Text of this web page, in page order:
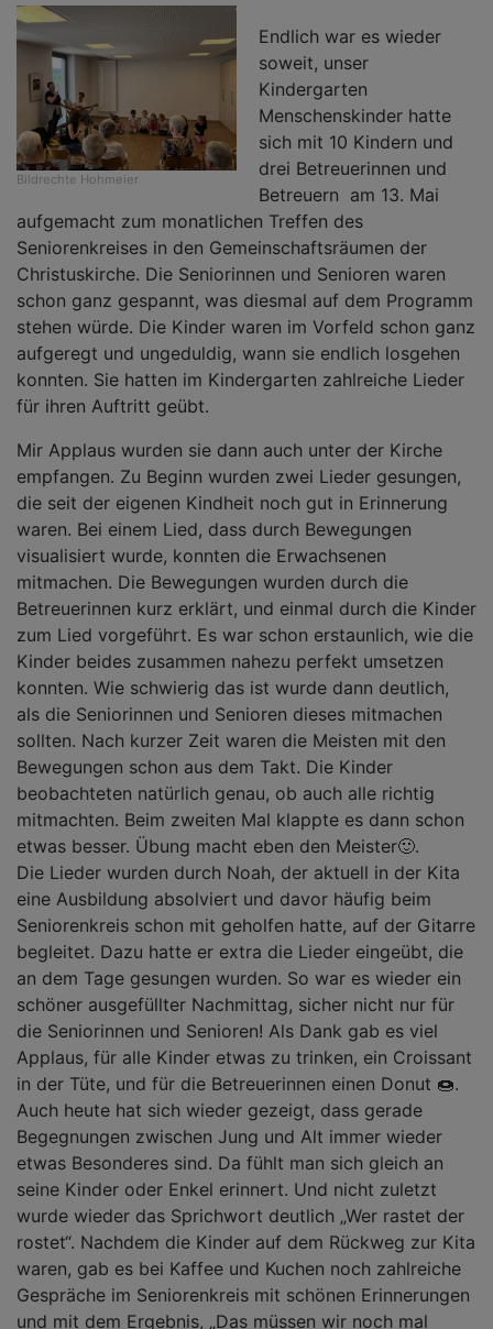
Bildrechte Hohmeier
Endlich war es wieder
soweit, unser
Kindergarten
Menschenskinder hatte
sich mit 10 Kindern und
drei Betreuerinnen und
Betreuern am 13. Mai
aufgemacht zum monatlichen Treffen des
Seniorenkreises in den Gemeinschaftsräumen der
Christuskirche. Die Seniorinnen und Senioren waren
schon ganz gespannt, was diesmal auf dem Programm
stehen würde. Die Kinder waren im Vorfeld schon ganz
aufgeregt und ungeduldig, wann sie endlich losgehen
konnten. Sie hatten im Kindergarten zahlreiche Lieder
für ihren Auftritt geübt.
Mir Applaus wurden sie dann auch unter der Kirche
empfangen. Zu Beginn wurden zwei Lieder gesungen,
die seit der eigenen Kindheit noch gut in Erinnerung
waren. Bei einem Lied, dass durch Bewegungen
visualisiert wurde, konnten die Erwachsenen
mitmachen. Die Bewegungen wurden durch die
Betreuerinnen kurz erklärt, und einmal durch die Kinder
zum Lied vorgeführt. Es war schon erstaunlich, wie die
Kinder beides zusammen nahezu perfekt umsetzen
konnten. Wie schwierig das ist wurde dann deutlich,
als die Seniorinnen und Senioren dieses mitmachen
sollten. Nach kurzer Zeit waren die Meisten mit den
Bewegungen schon aus dem Takt. Die Kinder
beobachteten natürlich genau, ob auch alle richtig
mitmachten. Beim zweiten Mal klappte es dann schon
etwas besser. Übung macht eben den Meister🙂.
Die Lieder wurden durch Noah, der aktuell in der Kita
eine Ausbildung absolviert und davor häufig beim
Seniorenkreis schon mit geholfen hatte, auf der Gitarre
begleitet. Dazu hatte er extra die Lieder eingeübt, die
an dem Tage gesungen wurden. So war es wieder ein
schöner ausgefüllter Nachmittag, sicher nicht nur für
die Seniorinnen und Senioren! Als Dank gab es viel
Applaus, für alle Kinder etwas zu trinken, ein Croissant
in der Tüte, und für die Betreuerinnen einen Donut 🍩.
Auch heute hat sich wieder gezeigt, dass gerade
Begegnungen zwischen Jung und Alt immer wieder
etwas Besonderes sind. Da fühlt man sich gleich an
seine Kinder oder Enkel erinnert. Und nicht zuletzt
wurde wieder das Sprichwort deutlich „Wer rastet der
rostet“. Nachdem die Kinder auf dem Rückweg zur Kita
waren, gab es bei Kaffee und Kuchen noch zahlreiche
Gespräche im Seniorenkreis mit schönen Erinnerungen
und mit dem Ergebnis, „Das müssen wir noch mal